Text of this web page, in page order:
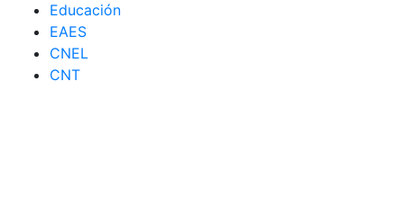
Educación
EAES
CNEL
CNT